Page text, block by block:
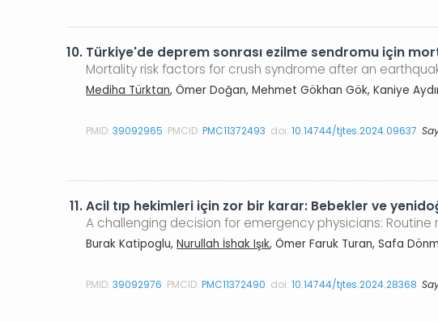
10. Türkiye'de deprem sonrası ezilme sendromu için
Mortality risk factors for crush syndrome after an
Mediha Türktan, Ömer Doğan, Mehmet Gökhan Gök, Kaniye
PMID:39092965 PMCID:PMC11372493 doi:10.14744/tjtes.2024.09637
11.Acil tıp hekimleri için zor bir karar: Bebekler ve
A challenging decision for emergency physicians:
Burak Katipoglu,Nurullah İshak Işık, Ömer Faruk Turan, Safa
PMID:39092976 PMCID:PMC11372490 doi:10.14744/tjtes.2024.28368